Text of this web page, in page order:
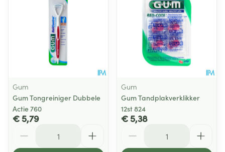
Gum
Gum Tongreiniger Dubbele
Actie 760
€ 5,79
Gum
Gum Tandplakverklikker
12st 824
€ 5,38